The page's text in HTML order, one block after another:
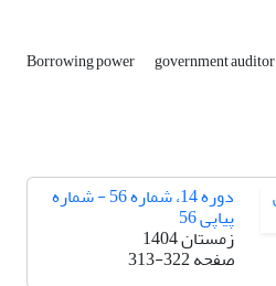
Borrowing power government auditor
دوره 14، شماره 56 - شماره
پیاپی 56
زمستان 1404
صفحه313-322